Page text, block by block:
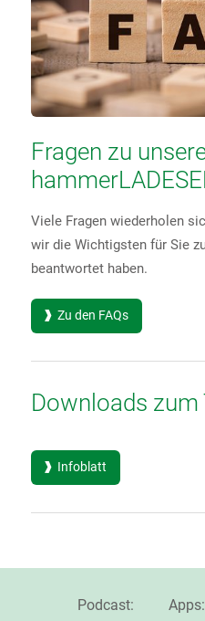
Fragen zu
Viele Fragen wiederholen
wir die Wichtigsten für Sie
beantwortet haben.
Zu den FAQs
Downloads zum
Infoblatt
Podcast: Apps: